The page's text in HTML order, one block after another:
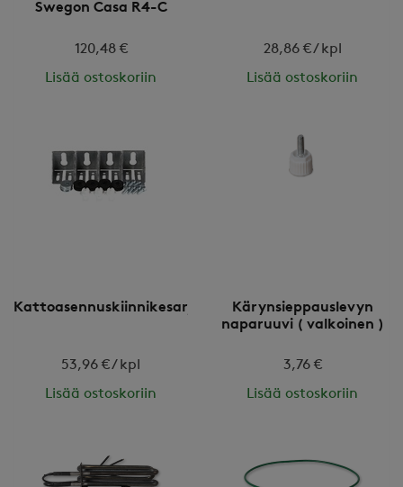
Swegon Casa R4-C
120,48 €
Lisää ostoskoriin
28,86 € / kpl
Lisää ostoskoriin
Kattoasennuskiinnikesarja
53,96 € / kpl
Lisää ostoskoriin
Kärynsieppauslevyn
naparuuvi ( valkoinen )
3,76 €
Lisää ostoskoriin